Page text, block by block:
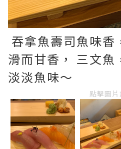
吞拿魚壽司魚味香
滑而甘香， 三文魚
淡淡魚味～
點擊圖片